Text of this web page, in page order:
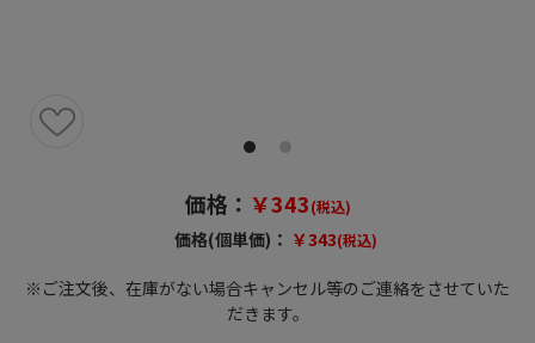
価格： ￥343(税込)
価格(個単価)： ￥343(税込)
※ご注文後、在庫がない場合キャンセル等のご連絡をさせていた
だきます。